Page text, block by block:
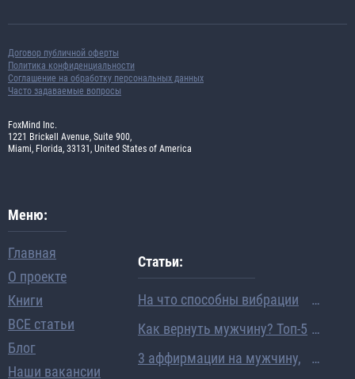
Договор публичной оферты
Политика конфиденциальности
Соглашение на обработку персональных данных
Часто задаваемые вопросы
FoxMind Inc.
1221 Brickell Avenue, Suite 900,
Miami, Florida, 33131, United States of America
Меню:
Главная
О проекте
Книги
ВСЕ статьи
Блог
Наши вакансии
Статьи:
На что способны вибрации
человека: ученые раскрыли
Как вернуть мужчину? Топ-5
вопросов про восстановлен
3 аффирмации на мужчину,